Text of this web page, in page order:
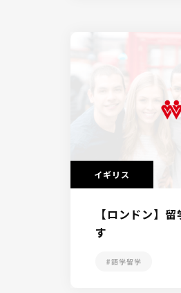
イギリス
【ロンドン】
す
#語学留学